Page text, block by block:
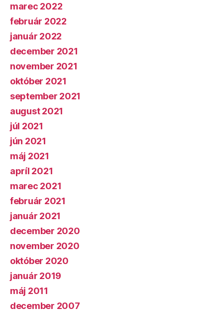
marec 2022
február 2022
január 2022
december 2021
november 2021
október 2021
september 2021
august 2021
júl 2021
jún 2021
máj 2021
apríl 2021
marec 2021
február 2021
január 2021
december 2020
november 2020
október 2020
január 2019
máj 2011
december 2007